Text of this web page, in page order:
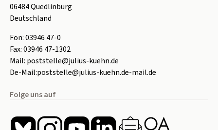
06484Quedlinburg
Deutschland
Fon:03946 47-0
Fax:03946 47-1302
Mail: poststelle@julius-kuehn.de
De-Mail:poststelle@julius-kuehn.de-mail.de
Folge uns auf